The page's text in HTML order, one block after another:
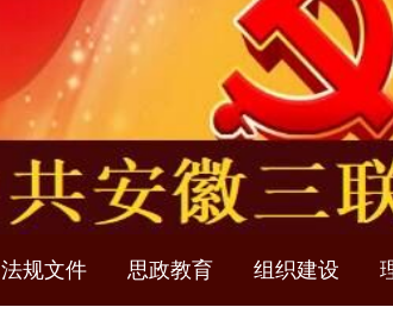
法规文件 思政教育 组织建设